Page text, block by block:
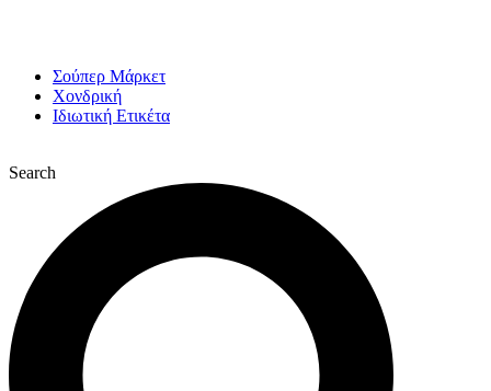
Σούπερ Μάρκετ
Χονδρική
Ιδιωτική Ετικέτα
Search